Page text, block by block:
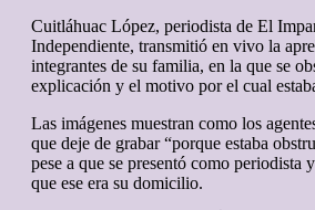
Cuitláhuac López, periodista de El
Independiente, transmitió en vivo la
integrantes de su familia, en la que se
explicación y el motivo por el cual
Las imágenes muestran como los
que deje de grabar “porque estaba
pese a que se presentó como periodista
que ese era su domicilio.